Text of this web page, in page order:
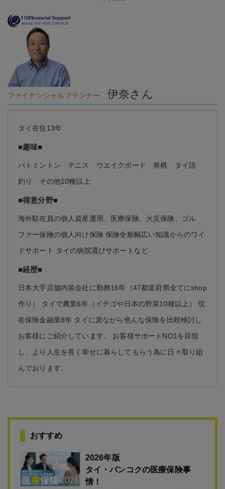
ファイナンシャルプランナー 伊奈さん
タイ在住13年
■趣味■
バトミントン テニス ウエイクボード 将棋 タイ語
釣り その他10種以上
■得意分野■
海外駐在員の個人資産運用、医療保険、火災保険、ゴル
ファー保険の個人向け保険 保険全般幅広い知識からのワイ
ドサポート タイの病院選びサポートなど
■経歴■
日本大手店舗内装会社に勤務16年（47都道府県全てにshop
作り） タイで農業6年（イチゴや日本の野菜10種以上） 現
在保険金融業8年 タイに居ながら色んな保険を比較検討し
お客様にご紹介しています。 お客様サポートNO1を目指
し、より人生を長く幸せに暮らしてもらう為に日々取り組
んでおります。
おすすめ
2026年版
タイ・バンコクの医療保険事
情！